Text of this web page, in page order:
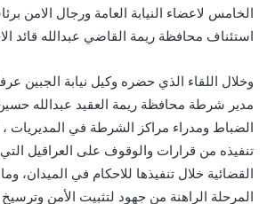
الخامس لاعضاء النيابة العامة ورجال الامن
استئناف محافظة ريمة القاضي عبدالله قائد
وخلال اللقاء الذي حضره وكيل نيابة الجبين
مدير شرطة محافظة ريمة العقيد عبدالله
الضباط ومدراء مراكز الشرطة في المديريات ،
تنفيذه من قرارات والوقوف على العراقيل
القضائية خلال تنفيذها للاحكام في الميدان،
المرحلة الراهنة من جهود لتثبيت الأمن وترسيخ